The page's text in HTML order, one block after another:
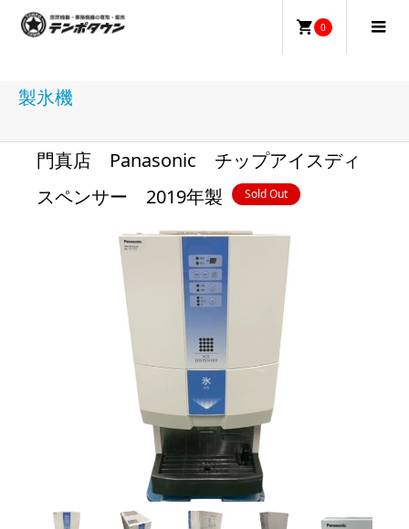
0
製氷機
門真店 Panasonic チップアイスディ
スペンサー 2019年製
Sold Out